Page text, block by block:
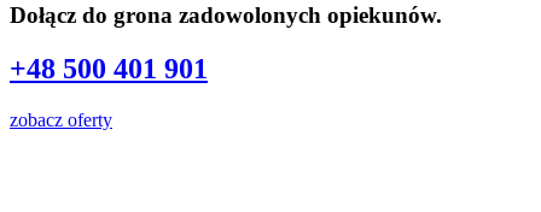
Dołącz do grona zadowolonych opiekunów.
+48 500 401 901
zobacz oferty